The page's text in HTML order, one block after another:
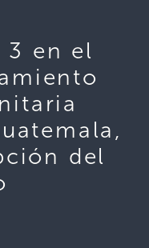
3 en el
del